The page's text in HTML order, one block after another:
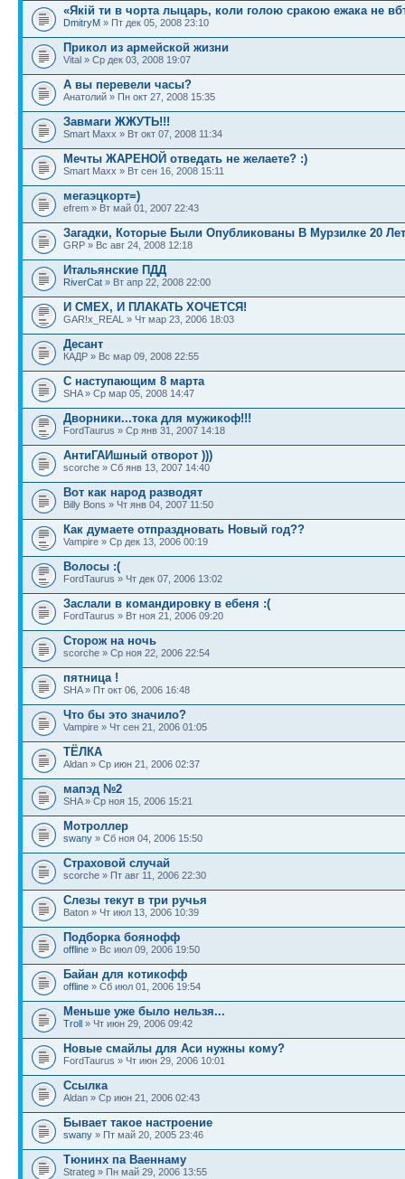
«Якiй ти в чорта лыцарь, коли голою сракою ежака не
DmitryM » Пт дек 05, 2008 23:10
Прикол из армейской жизни
Vital » Ср дек 03, 2008 19:07
А вы перевели часы?
Анатолий » Пн окт 27, 2008 15:35
Завмаги ЖЖУТЬ!!!
Smart Maxx » Вт окт 07, 2008 11:34
Мечты ЖАРЕНОЙ отведать не желаете? :)
Smart Maxx » Вт сен 16, 2008 15:11
мегаэцкорт=)
efrem » Вт май 01, 2007 22:43
Загадки, Которые Были Опубликованы В Мурзилке 20
GRP » Вс авг 24, 2008 12:18
Итальянские ПДД
RiverCat » Вт апр 22, 2008 22:00
И СМЕХ, И ПЛАКАТЬ ХОЧЕТСЯ!
GAR!x_REAL » Чт мар 23, 2006 18:03
Десант
КАДР » Вс мар 09, 2008 22:55
С наступающим 8 марта
SHA » Ср мар 05, 2008 14:47
Дворники...тока для мужикоф!!!
FordTaurus » Ср янв 31, 2007 14:18
АнтиГАИшный отворот )))
scorche » Сб янв 13, 2007 14:40
Вот как народ разводят
Billy Bons » Чт янв 04, 2007 11:50
Как думаете отпраздновать Новый год??
Vampire » Ср дек 13, 2006 00:19
Волосы :(
FordTaurus » Чт дек 07, 2006 13:02
Заслали в командировку в ебеня :(
FordTaurus » Вт ноя 21, 2006 09:20
Сторож на ночь
scorche » Ср ноя 22, 2006 22:54
пятница !
SHA » Пт окт 06, 2006 16:48
Что бы это значило?
Vampire » Чт сен 21, 2006 01:05
ТЁЛКА
Aldan » Ср июн 21, 2006 02:37
мапэд №2
SHA » Ср ноя 15, 2006 15:21
Мотроллер
swany » Сб ноя 04, 2006 15:50
Страховой случай
scorche » Пт авг 11, 2006 22:30
Слезы текут в три ручья
Baton » Чт июл 13, 2006 10:39
Подборка боянофф
offline » Вс июл 09, 2006 19:50
Байан для котикофф
offline » Сб июл 01, 2006 19:54
Меньше уже было нельзя...
Troll » Чт июн 29, 2006 09:42
Новые смайлы для Аси нужны кому?
FordTaurus » Чт июн 29, 2006 10:01
Ссылка
Aldan » Ср июн 21, 2006 02:43
Бывает такое настроение
swany » Пт май 20, 2005 23:46
Тюнинх па Ваеннаму
Strateg » Пн май 29, 2006 13:55